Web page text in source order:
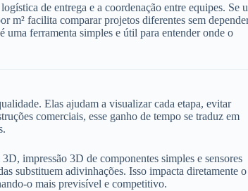
de entrega e a coordenação entre equipes. Se
m² facilita comparar projetos diferentes sem
ferramenta simples e útil para entender onde o
Elas ajudam a visualizar cada etapa, evitar
comerciais, esse ganho de tempo se traduz em
impressão 3D de componentes simples e sensores
substituem adivinhações. Isso impacta diretamente o
o mais previsível e competitivo.